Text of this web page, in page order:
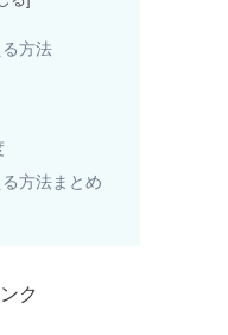
方法
方法まとめ
ク